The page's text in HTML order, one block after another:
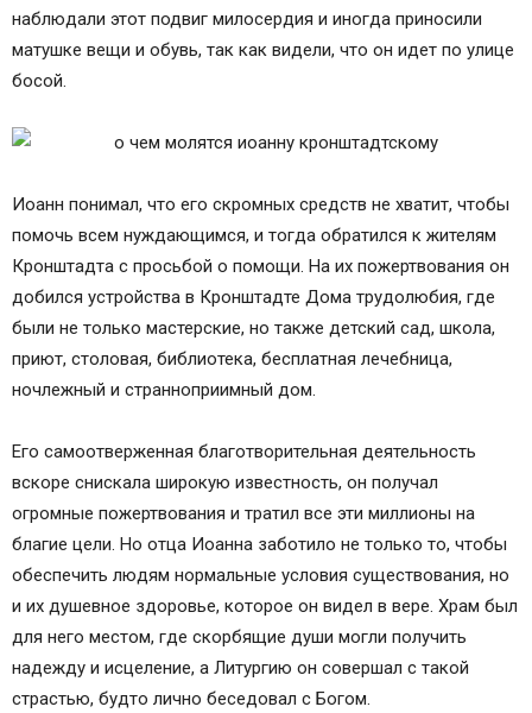
наблюдали этот подвиг милосердия и иногда приносили
матушке вещи и обувь, так как видели, что он идет по улице
босой.
Иоанн понимал, что его скромных средств не хватит, чтобы
помочь всем нуждающимся, и тогда обратился к жителям
Кронштадта с просьбой о помощи. На их пожертвования он
добился устройства в Кронштадте Дома трудолюбия, где
были не только мастерские, но также детский сад, школа,
приют, столовая, библиотека, бесплатная лечебница,
ночлежный и странноприимный дом.
Его самоотверженная благотворительная деятельность
вскоре снискала широкую известность, он получал
огромные пожертвования и тратил все эти миллионы на
благие цели. Но отца Иоанна заботило не только то, чтобы
обеспечить людям нормальные условия существования, но
и их душевное здоровье, которое он видел в вере. Храм был
для него местом, где скорбящие души могли получить
надежду и исцеление, а Литургию он совершал с такой
страстью, будто лично беседовал с Богом.